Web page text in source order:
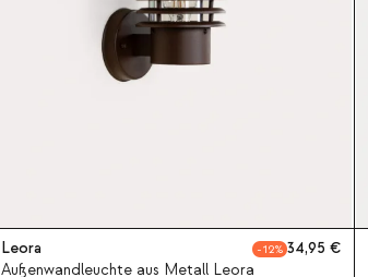
Leora 12
34,95
Außenwandleuchte aus Metall Leora